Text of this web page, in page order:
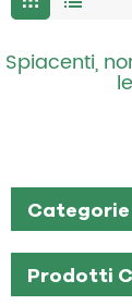
Spiacenti,
Categorie
Prodotti